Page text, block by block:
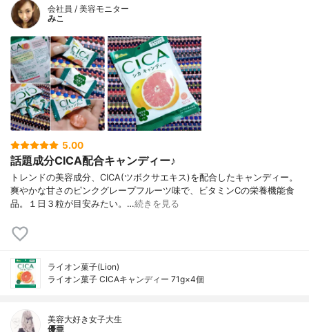
会社員 / 美容モニター
みこ
5.00
話題成分CICA配合キャンディー♪
トレンドの美容成分、CICA(ツボクサエキス)を配合したキャンディー。
爽やかな甘さのピンクグレープフルーツ味で、ビタミンCの栄養機能食
品。１日３粒が目安みたい。…続きを見る
ライオン菓子(Lion)
ライオン菓子 CICAキャンディー 71g×4個
美容大好き女子大生
優亜